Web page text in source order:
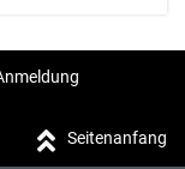
Seitenanfang